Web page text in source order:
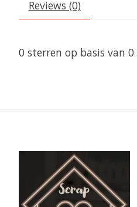
Reviews (0)
0 sterren op basis van 0